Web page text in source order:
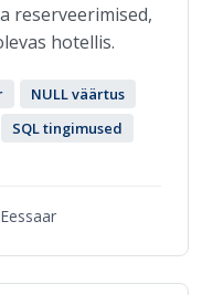
reserveerimised,
hotellis.
NULL väärtus
SQL tingimused